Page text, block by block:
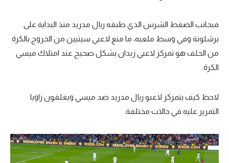
فبجانب الضغط الشرس الذي طبقه ريال مدريد منذ البداية على
برشلونة وفي وسط ملعبه، ما منع لاعبي سيتيين من الخروج بالكرة
من الخلف هو تمركز لاعبي زيدان بشكل صحيح عند امتلاك ميسي
الكرة.
لاحظ كيف يتمركز لاعبو ريال مدريد ضد ميسي ويغلقون زاويا
التمرير عليه في حالات مختلفة.